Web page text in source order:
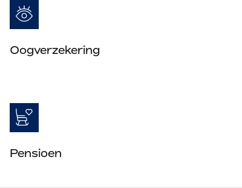
Oogverzekering
Pensioen